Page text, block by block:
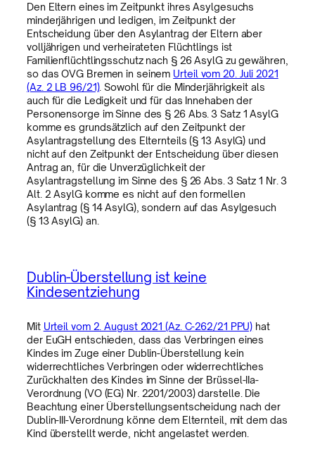
Den Eltern eines im Zeitpunkt ihres Asylgesuchs
minderjährigen und ledigen, im Zeitpunkt der
Entscheidung über den Asylantrag der Eltern aber
volljährigen und verheirateten Flüchtlings ist
Familienflüchtlingsschutz nach § 26 AsylG zu gewähren,
so das OVG Bremen in seinem Urteil vom 20. Juli 2021
(Az. 2 LB 96/21). Sowohl für die Minderjährigkeit als
auch für die Ledigkeit und für das Innehaben der
Personensorge im Sinne des § 26 Abs. 3 Satz 1 AsylG
komme es grundsätzlich auf den Zeitpunkt der
Asylantragstellung des Elternteils (§ 13 AsylG) und
nicht auf den Zeitpunkt der Entscheidung über diesen
Antrag an, für die Unverzüglichkeit der
Asylantragstellung im Sinne des § 26 Abs. 3 Satz 1 Nr. 3
Alt. 2 AsylG komme es nicht auf den formellen
Asylantrag (§ 14 AsylG), sondern auf das Asylgesuch
(§ 13 AsylG) an.
Dublin-Überstellung ist keine
Kindesentziehung
Mit Urteil vom 2. August 2021 (Az. C-262/21 PPU) hat
der EuGH entschieden, dass das Verbringen eines
Kindes im Zuge einer Dublin-Überstellung kein
widerrechtliches Verbringen oder widerrechtliches
Zurückhalten des Kindes im Sinne der Brüssel-IIa-
Verordnung (VO (EG) Nr. 2201/2003) darstelle. Die
Beachtung einer Überstellungsentscheidung nach der
Dublin-III-Verordnung könne dem Elternteil, mit dem das
Kind überstellt werde, nicht angelastet werden.